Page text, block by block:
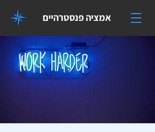
אמציה פנסטרהיים